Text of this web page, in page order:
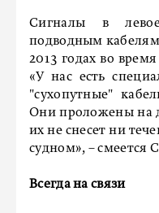
Сигналы в
подводным
2013 годах во
«У нас есть
"сухопутные"
Они проложены на
их не снесет ни
судном», – смеется
Всегда на связи